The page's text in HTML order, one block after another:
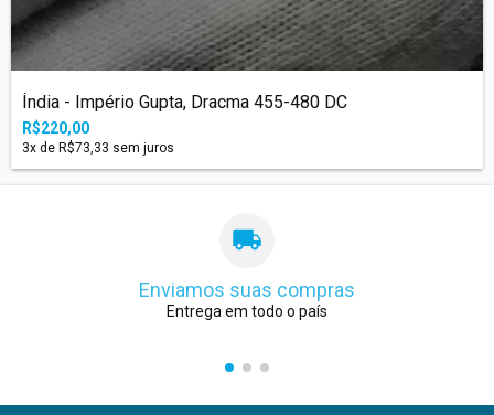
Índia - Império Gupta, Dracma 455-480 DC
R$220,00
3x de R$73,33 sem juros
Enviamos suas compras
Entrega em todo o país